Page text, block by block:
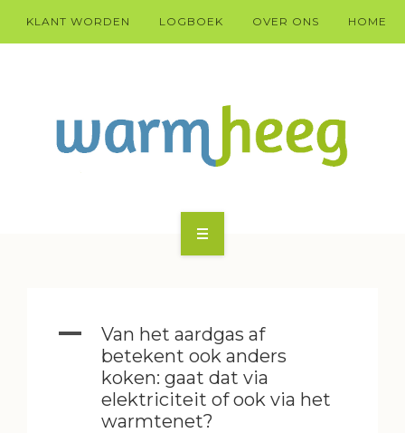
KLANT WORDEN LOGBOEK OVER ONS HOME
KLANT WARM HEEG WORDEN?
A
Van het aardgas af
betekent ook anders
koken: gaat dat via
elektriciteit of ook via het
warmtenet?